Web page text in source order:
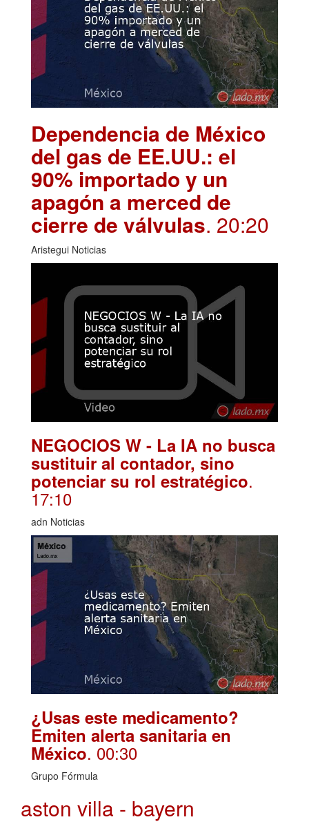
Dependencia de México
del gas de EE.UU.: el
90% importado y un
apagón a merced de
cierre de válvulas. 20:20
Aristegui Noticias
NEGOCIOS W - La IA no busca
sustituir al contador, sino
potenciar su rol estratégico.
17:10
adn Noticias
¿Usas este medicamento?
Emiten alerta sanitaria en
México. 00:30
Grupo Fórmula
aston villa - bayern